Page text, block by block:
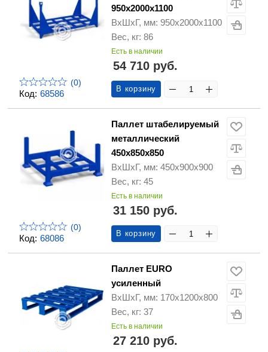
Код: 68586
(0)
950х2000х1100
ВхШхГ, мм: 950х2000х1100
Вес, кг: 86
Есть в наличии
54 710 руб.
В корзину
Код: 68086
(0)
Паллет штабелируемый
металлический
450х850х850
ВхШхГ, мм: 450х900х900
Вес, кг: 45
Есть в наличии
31 150 руб.
В корзину
Паллет EURO
усиленный
ВхШхГ, мм: 170х1200х800
Вес, кг: 37
Есть в наличии
27 210 руб.